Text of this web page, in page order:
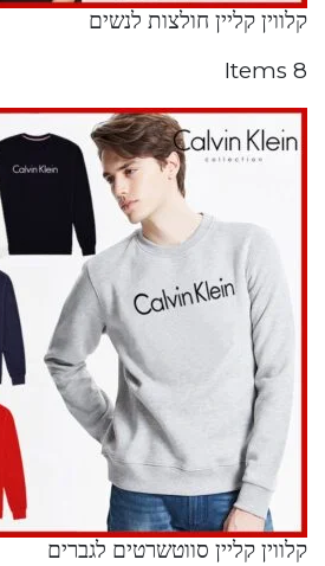
קלווין קליין חולצות לנשים
8 Items
קלווין קליין סווטשרטים לגברים